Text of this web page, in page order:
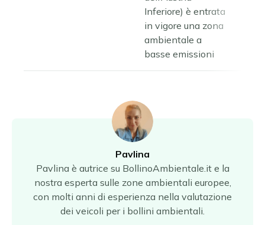
Inferiore) è entrata
in vigore una zona
ambientale a
basse emissioni
Pavlina
Pavlina è autrice su BollinoAmbientale.it e la
nostra esperta sulle zone ambientali europee,
con molti anni di esperienza nella valutazione
dei veicoli per i bollini ambientali.